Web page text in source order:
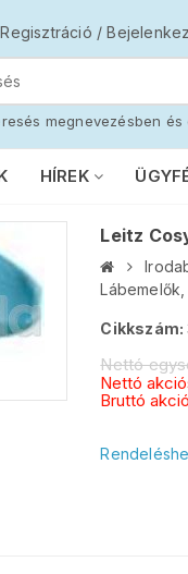
Regisztráció /
megnevezésben és
HÍREK
Leitz
Cikkszám:
Nettó
Nettó
Bruttó